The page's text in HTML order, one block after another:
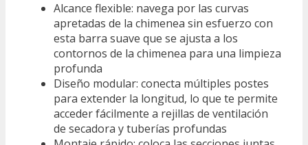
Alcance flexible: navega por las curvas
apretadas de la chimenea sin esfuerzo con
esta barra suave que se ajusta a los
contornos de la chimenea para una limpieza
profunda
Diseño modular: conecta múltiples postes
para extender la longitud, lo que te permite
acceder fácilmente a rejillas de ventilación
de secadora y tuberías profundas